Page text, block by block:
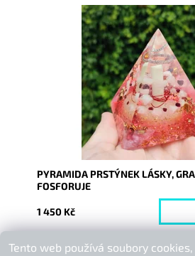
Dostupnost:
Vyprodáno
9047
PYRAMIDA PRSTÝNEK LÁSKY,
FOSFORUJE
1 450 Kč
Tento web používá soubory